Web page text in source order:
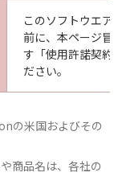
転貸しある
譲渡・販売・
します。
本ソフトウ
、デコンパイ
出来ませ
このソフトウエア
前に、本ページ冒
す「使用許諾契約
ださい。
の米国およびその
商品名は、各社の